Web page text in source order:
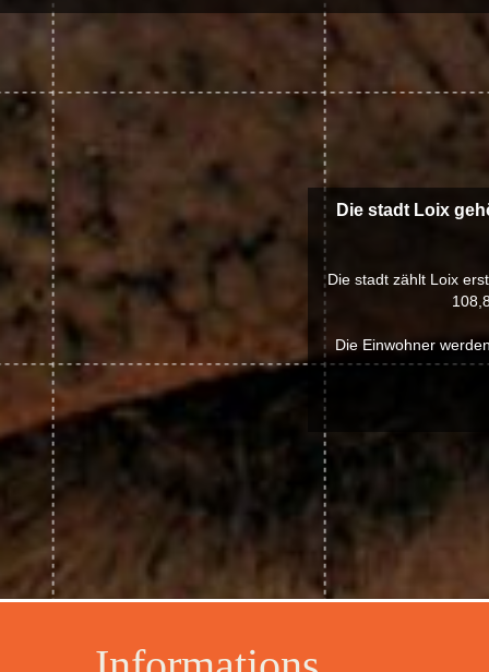
Die stadt Loix
Die stadt zählt Loix
Die Einwohner